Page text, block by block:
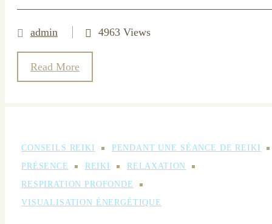
admin 4963 Views
Read More
CONSEILS REIKI
PENDANT UNE SÉANCE DE REIKI
PRÉSENCE
REIKI
RELAXATION
RESPIRATION PROFONDE
VISUALISATION ÉNERGÉTIQUE